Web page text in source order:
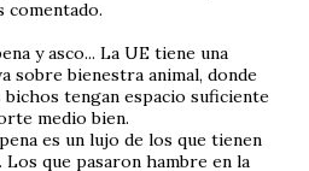
comentado.
y asco... La UE tiene una
sobre bienestra animal, donde
bichos tengan espacio suficiente
medio bien.
es un lujo de los que tienen
Los que pasaron hambre en la